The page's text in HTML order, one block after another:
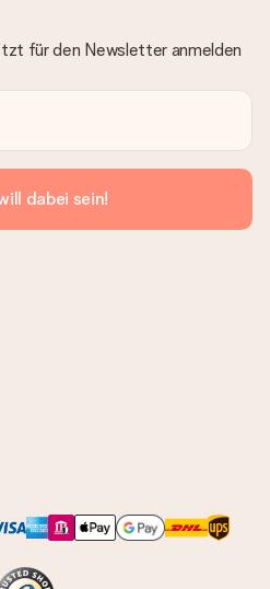
für den Newsletter anmelden
dabei sein!